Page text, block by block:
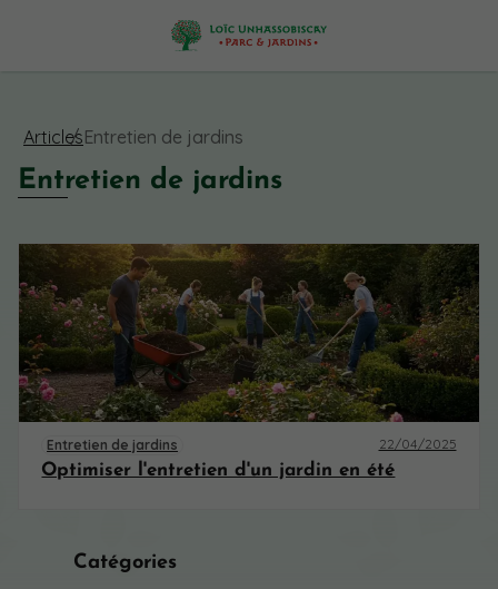
Catégories
ArticlesEntretien de jardins
Entretien de jardins
Entretien de jardins 22/04/2025
Optimiser l'entretien d'un jardin en été